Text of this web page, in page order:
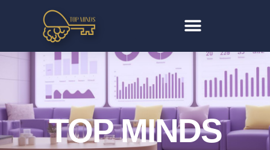
TOP MINDS